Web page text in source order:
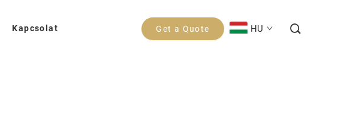
Kapcsolat Get a Quote HU